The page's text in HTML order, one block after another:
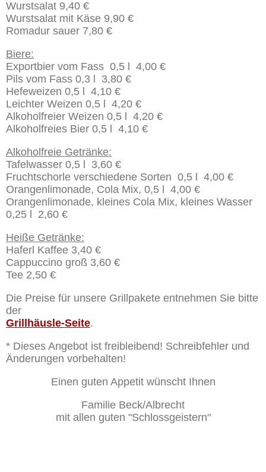
Wurstsalat 9,40 €
Wurstsalat mit Käse 9,90 €
Romadur sauer 7,80 €
Biere:
Exportbier vom Fass 0,5 l 4,00 €
Pils vom Fass 0,3 l 3,80 €
Hefeweizen 0,5 l 4,10 €
Leichter Weizen 0,5 l 4,20 €
Alkoholfreier Weizen 0,5 l 4,20 €
Alkoholfreies Bier 0,5 l 4,10 €
Alkoholfreie Getränke:
Tafelwasser 0,5 l 3,60 €
Fruchtschorle verschiedene Sorten 0,5 l 4,00 €
Orangenlimonade, Cola Mix, 0,5 l 4,00 €
Orangenlimonade, kleines Cola Mix, kleines Wasser
0,25 l 2,60 €
Heiße Getränke:
Haferl Kaffee 3,40 €
Cappuccino groß 3,60 €
Tee 2,50 €
Die Preise für unsere Grillpakete entnehmen Sie bitte
der
Grillhäusle-Seite.
* Dieses Angebot ist freibleibend! Schreibfehler und
Änderungen vorbehalten!
Einen guten Appetit wünscht Ihnen
Familie Beck/Albrecht
mit allen guten "Schlossgeistern"